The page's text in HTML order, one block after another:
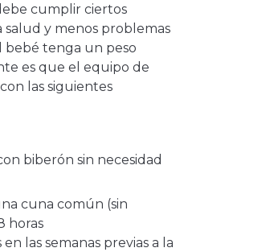
cumplir ciertos
y menos problemas
bebé tenga un peso
es que el equipo de
las siguientes
biberón sin necesidad
cuna común (sin
horas
las semanas previas a la